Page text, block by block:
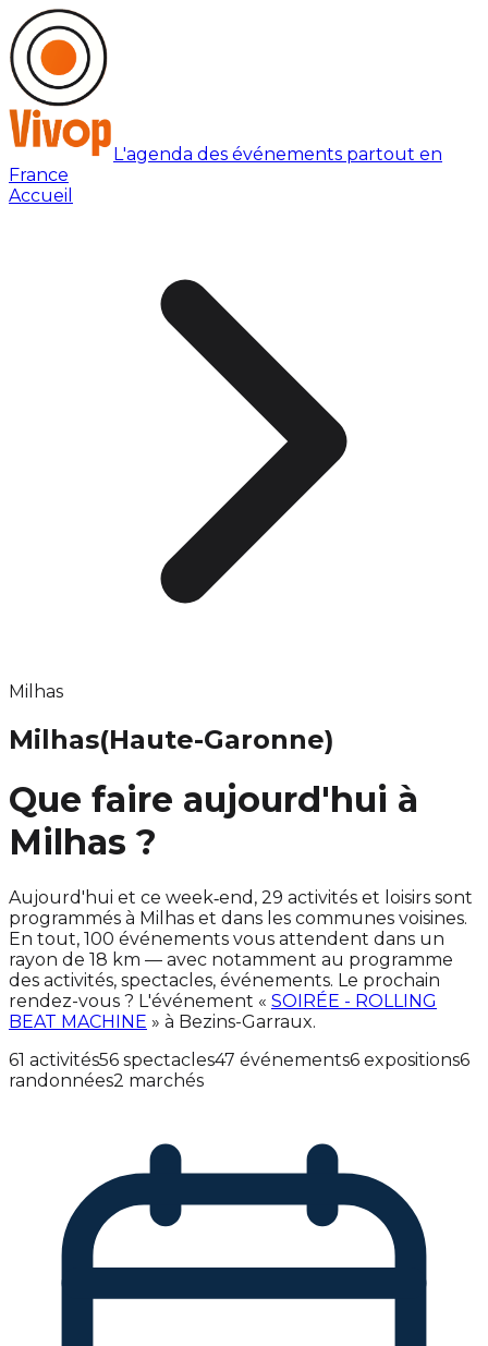
L'agenda des événements partout en
France
Accueil
Milhas
Milhas(Haute-Garonne)
Que faire aujourd'hui à
Milhas ?
Aujourd'hui et ce week‑end, 29 activités et loisirs sont
programmés à Milhas et dans les communes voisines.
En tout, 100 événements vous attendent dans un
rayon de 18 km — avec notamment au programme
des activités, spectacles, événements. Le prochain
rendez-vous ? L'événement « SOIRÉE - ROLLING
BEAT MACHINE » à Bezins-Garraux.
61 activités56 spectacles47 événements6 expositions6
randonnées2 marchés